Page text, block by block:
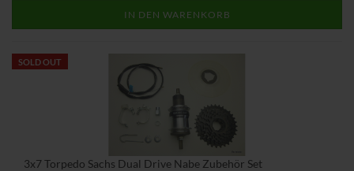
IN DEN WARENKORB
SOLD OUT
3x7 Torpedo Sachs Dual Drive Nabe Zubehör Set